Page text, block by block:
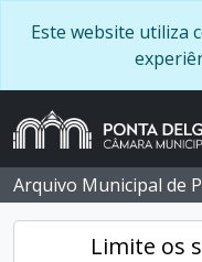
Este website utiliza
Arquivo Municipal de
Limite os